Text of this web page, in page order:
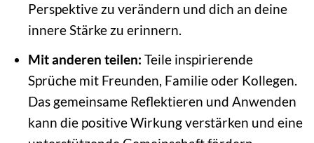
Perspektive zu verändern und dich an deine
innere Stärke zu erinnern.
Mit anderen teilen: Teile inspirierende
Sprüche mit Freunden, Familie oder Kollegen.
Das gemeinsame Reflektieren und Anwenden
kann die positive Wirkung verstärken und eine